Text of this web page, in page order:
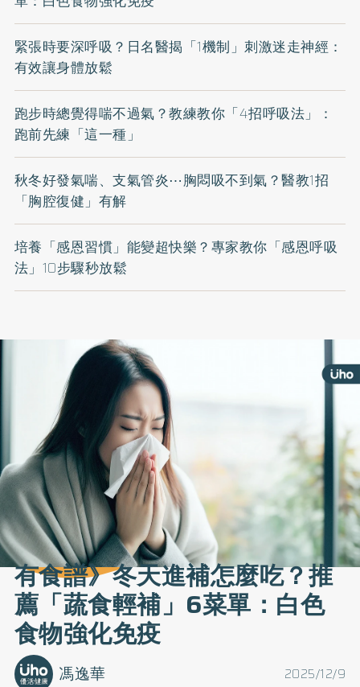
緊張時要深呼吸？日名醫揭「1機制」刺激迷走神經：
有效讓身體放鬆
跑步時總覺得喘不過氣？教練教你「4招呼吸法」：
跑前先練「這一種」
秋冬好發氣喘、支氣管炎⋯胸悶吸不到氣？醫教1招
「胸腔復健」有解
培養「感恩習慣」能變超快樂？專家教你「感恩呼吸
法」10步驟秒放鬆
有食譜》冬天進補怎麼吃？推
薦「蔬食輕補」6菜單：白色
食物強化免疫
2025/12/9
馮逸華